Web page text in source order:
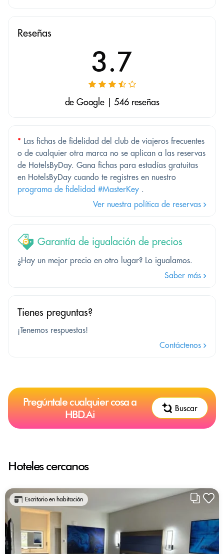
Reseñas
3.7
de Google | 546 reseñas
* Las fichas de fidelidad del club de viajeros frecuentes
o de cualquier otra marca no se aplican a las reservas
de HotelsByDay. Gana fichas para estadías gratuitas
en HotelsByDay cuando te registres en nuestro
programa de fidelidad #MasterKey .
Ver nuestra política de reservas
Garantía de igualación de precios
¿Hay un mejor precio en otro lugar? Lo igualamos.
Saber más
Tienes preguntas?
¡Tenemos respuestas!
Contáctenos
Pregúntale cualquier cosa a
HBD.Ai
Buscar
Hoteles cercanos
Escritorio en habitación